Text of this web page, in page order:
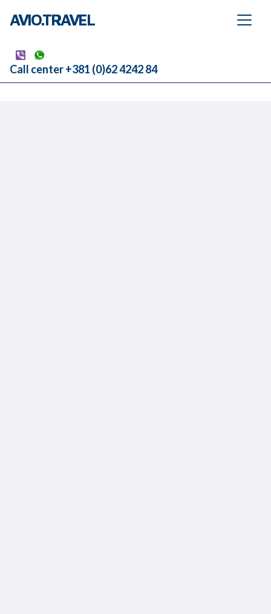
AVIO.TRAVEL
Call center +381 (0)62 4242 84